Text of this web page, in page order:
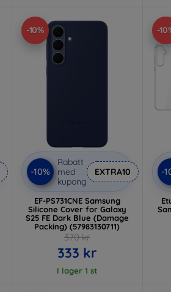
-10%
-10%
Rabatt
med
kupong
EXTRA10
EF-PS731CNE Samsung
Silicone Cover for Galaxy
S25 FE Dark Blue (Damage
Packing) (57983130711)
370 kr
333 kr
I lager 1 st
-
-